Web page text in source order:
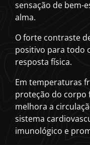
sensação de bem-
alma.
O forte contraste
positivo para todo
resposta física.
Em temperaturas
proteção do corpo
melhora a
sistema
imunológico e